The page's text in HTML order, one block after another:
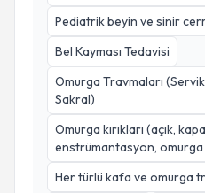
Pediatrik beyin ve sinir
Bel Kayması Tedavisi
Omurga Travmaları
Sakral)
Omurga kırıkları (açık,
enstrümantasyon,
Her türlü kafa ve omurga